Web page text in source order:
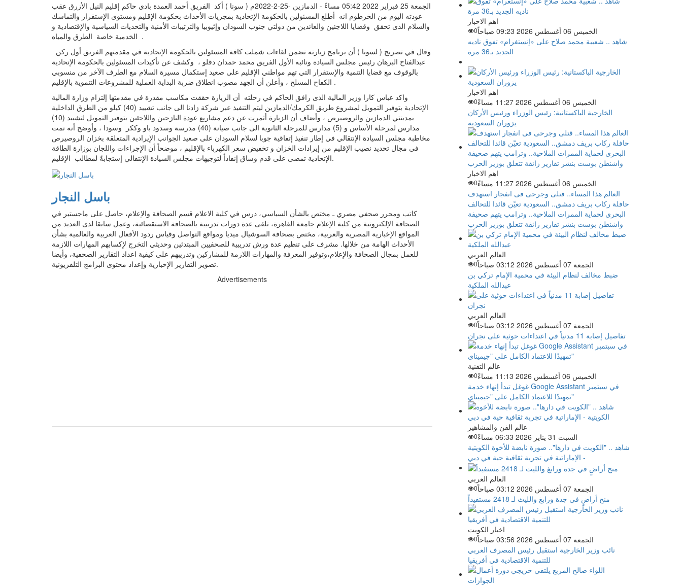
الجمعة 25 فبراير 2022 05:42 مساءً - الدمازين -25-2-2022م ( سونا ) أكد الفريق أحمد العمدة بادي حاكم إقليم النيل الأزرق عقب
عودته اليوم من الخرطوم انه أطلع المسئولين بالحكومة الإتحادية بمجريات الأحداث بحكومة الإقليم ومستوى الإستقرار والتماسك
والسلام الذى تحقق وقضايا اللاجئين والعائدين من دولتي جنوب السودان وإثيوبيا والترتيبات الأمنية والتحديات السياسية والإقتصادية و
الخدمية خاصة الطرق والمياه .
عبدالفتاح البرهان رئيس مجلس السيادة ونائبه الأول الفريق محمد حمدان دقلو ، وكشف عن تأكيدات المسئولين بالحكومة الإتحادية
بالوقوف مع قضايا التنمية والإستقرار التي تهم مواطني الإقليم على صعيد إستكمال مسيرة السلام مع الطرف الآخر من منسوبي
الكفاح المسلح ، وأعلن أن الجهد مصوب انطلاق ضربة البداية العملية للمشروعات التنموية بالإقليم .
واكد عباس كارا وزير المالية الذى رافق الحاكم في رحلته أن الزيارة حققت مكاسب مقدرة في مقدمتها إلتزام وزارة المالية
الإتحادية بتوفير التمويل لمشروع طريق الكرمك/الدمازين ليتم التنفيذ عبر شركة زادنا الى جانب تشييد (40) كيلو من الطرق الداخلية
بمدينتي الدمازين والروصيرص ، وأضاف أن الزيارة أثمرت عن دعم مشاريع عودة النازحين واللاجئين بتوفير التمويل لتشييد (10)
مدارس لمرحلة الأساس و (5) مدارس للمرحلة الثانوية الى جانب صيانة (40) مدرسة وسدود باو وككر وسودا ، وأوضح أنه تمت
مخاطبة مجلس السيادة الإنتقالي في إطار تنفيذ إتفاقية جوبا لسلام السودان على صعيد الجوانب الإيرادية المتعلقة بخزان الروصيرص
في مجال تحديد نصيب الإقليم من إيرادات الخزان و تخفيض سعر الكهرباء بالإقليم ، موضحاً أن الإجراءات واللجان بوزارة الطاقة
الإتحادية تمضى على قدم وساق إنفاذاً لتوجيهات مجلس السيادة الإنتقالي إستجابةً لمطالب الإقليم.
باسل النجار
كاتب ومحرر صحفي مصري ـ مختص بالشأن السياسي، درس في كلية الاعلام قسم الصحافة والإعلام، حاصل على ماجستير في
الصحافة الإلكترونية من كلية الإعلام جامعة القاهرة، تلقى عدة دورات تدريبية بالصحافة الاستقصائية، وعمل سابقا لدى العديد من
المواقع الإخبارية المصرية والعربية، مختص بصحافة السوشيال ميديا ومواقع التواصل وقياس ردود الأفعال العربية والعالمية بشأن
الأحداث الهامة من خلالها. مشرف على تنظيم عدة ورش تدريبية للصحفيين المبتدئين وحديثي التخرج لإكسابهم المهارات اللازمة
للعمل بمجال الصحافة والإعلام،وتوفير المعرفة والمهارات اللازمة للمشاركين وتدريبهم على كيفية اعداد التقارير الصحفية، وأيضا
تصوير التقارير الإخبارية وإعداد محتوى البرامج التلفزيونية.
Advertisements
اهم الاخبار
الخميس 06 أغسطس 2026 09:23 صباحاً
0
شاهد .. شعبية محمد صلاح على «إنستغرام» تفوق ناديه
الجديد بـ36 مرة
اهم الاخبار
الخميس 06 أغسطس 2026 11:27 مساءً
0
الخارجية الباكستانية: رئيس الوزراء ورئيس الأركان
يزوران السعودية
اهم الاخبار
الخميس 06 أغسطس 2026 11:27 مساءً
0
العالم هذا المساء.. قتلى وجرحى فى انفجار استهدف
حافلة ركاب بريف دمشق.. السعودية تعيّن قائدا للتحالف
البحرى لحماية الممرات الملاحية.. وترامب يتهم صحيفة
واشنطن بوست بنشر تقارير زائفة تتعلق بوزير الحرب
العالم العربي
الجمعة 07 أغسطس 2026 03:12 صباحاً
0
ضبط مخالف لنظام البيئة في محمية الإمام تركي بن
عبدالله الملكية
العالم العربي
الجمعة 07 أغسطس 2026 03:12 صباحاً
0
تفاصيل إصابة 11 مدنياً في اعتداءات حوثية على نجران
عالم التقنية
الخميس 06 أغسطس 2026 11:13 مساءً
0
غوغل تبدأ إنهاء خدمة Google Assistant في سبتمبر
تمهيدًا للاعتماد الكامل على "جيميناي"
عالم الفن والمشاهير
السبت 31 يناير 2026 06:33 مساءً
0
شاهد .. "الكويت في دارها".. صورة نابضة للأخوة الكويتية
- الإماراتية في تجربة ثقافية حية في دبي
العالم العربي
الجمعة 07 أغسطس 2026 03:12 صباحاً
0
منح أراضٍ في جدة ورابغ والليث لـ 2418 مستفيداً
اخبار الكويت
الجمعة 07 أغسطس 2026 03:56 صباحاً
0
نائب وزير الخارجية استقبل رئيس المصرف العربي
للتنمية الاقتصادية في أفريقيا